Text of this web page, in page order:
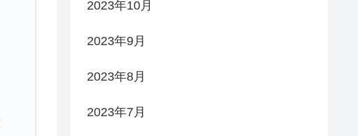
2023年10月
2023年9月
2023年8月
2023年7月